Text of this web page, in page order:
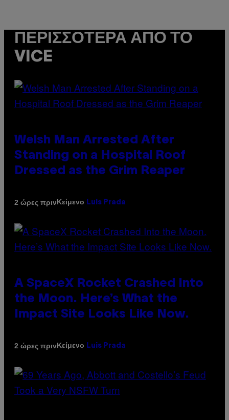
ΠΕΡΙΣΣΌΤΕΡΑ ΑΠΌ ΤΟ
VICE
Welsh Man Arrested After
Standing on a Hospital Roof
Dressed as the Grim Reaper
2 ώρες πρινΚείμενο Luis Prada
A SpaceX Rocket Crashed Into
the Moon. Here’s What the
Impact Site Looks Like Now.
2 ώρες πρινΚείμενο Luis Prada